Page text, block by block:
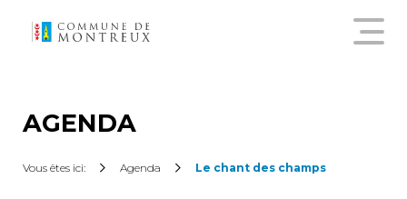
Créer un compte citoyen
AGENDA
Vous êtes ici: Agenda Le chant des champs